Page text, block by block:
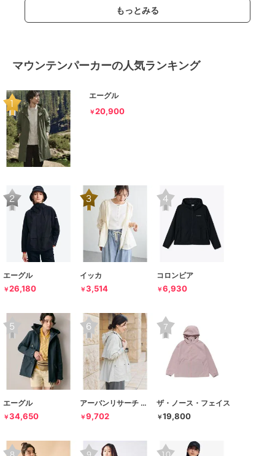
もっとみる
マウンテンパーカーの人気ランキング
エーグル
￥20,900
エーグル
￥26,180
イッカ
￥3,514
コロンビア
￥6,930
エーグル
￥34,650
アーバンリサーチ ドアーズ
￥9,702
ザ・ノース・フェイス
￥19,800